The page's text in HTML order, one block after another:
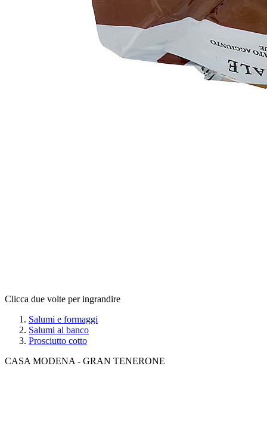
Clicca due volte per ingrandire
Salumi e formaggi
Salumi al banco
Prosciutto cotto
CASA MODENA - GRAN TENERONE